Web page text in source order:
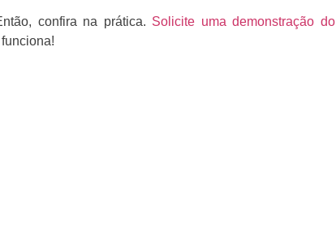
confira na prática. Solicite uma demonstração do